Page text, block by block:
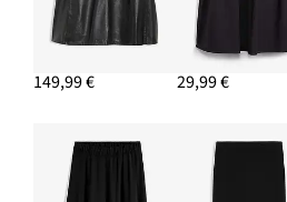
Krátke čižmy
PRIDAŤ DO KOŠÍKA
149,99 € 29,99 €